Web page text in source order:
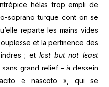
hélas trop empli de
soprano turque dont on se
reparte les mains vides
et la pertinence des
; etlast but not least
grand relief – à dessein
e nascoto », qui se